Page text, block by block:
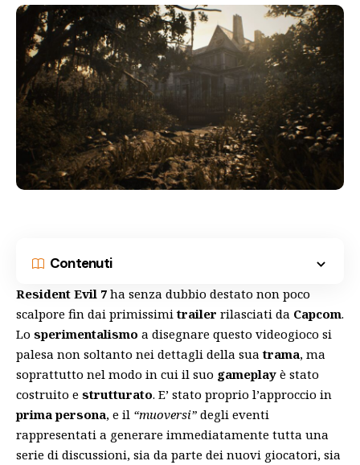
Contenuti
Resident Evil 7 ha senza dubbio destato non poco
scalpore fin dai primissimitrailer rilasciati da Capcom.
Lo sperimentalismo a disegnare questo videogioco si
palesa non soltanto nei dettagli della suatrama, ma
soprattutto nel modo in cui il suo gameplay è stato
costruito e strutturato. E’ stato proprio l’approccio in
prima persona, e il “muoversi” degli eventi
rappresentati a generare immediatamente tutta una
serie di discussioni, sia da parte dei nuovi giocatori, sia